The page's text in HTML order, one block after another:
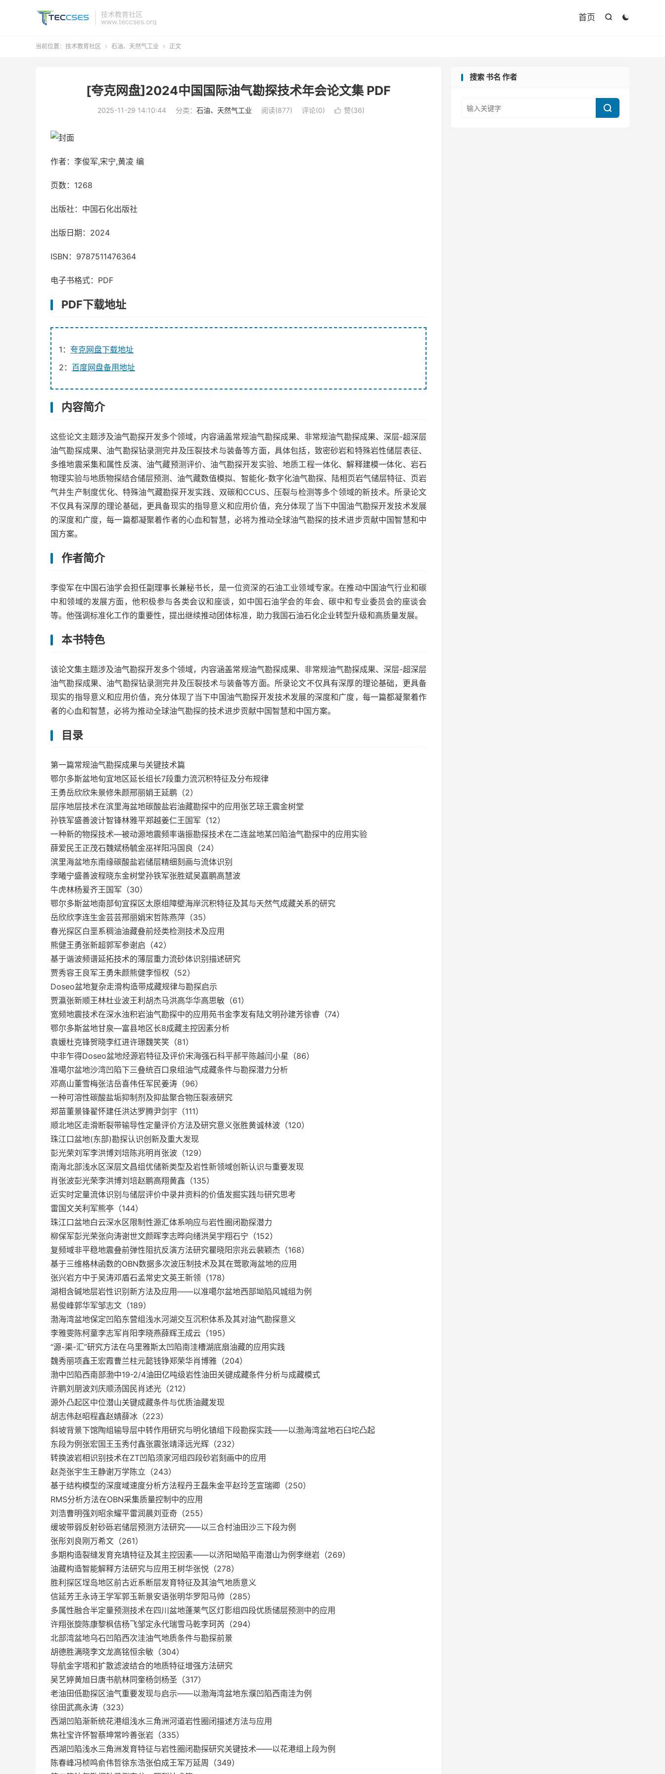
技术教育社区
www.teccses.org


首页
当前位置： 技术教育社区  石油、天然气工业  正文
[夸克网盘]2024中国国际油气勘探技术年会论文集 PDF
2025-11-29 14:10:44 分类： 石油、天然气工业 阅读(877) 评论(0)  赞(36)
作者：李俊军,宋宁,黄凌 编
页数：1268
出版社：中国石化出版社
出版日期：2024
ISBN：9787511476364
电子书格式：PDF
PDF下载地址
1： 夸克网盘下载地址
2： 百度网盘备用地址
内容简介
这些论文主题涉及油气勘探开发多个领域，内容涵盖常规油气勘探成果、非常规油气勘探成果、深层-超深层
油气勘探成果、油气勘探钻录测完井及压裂技术与装备等方面，具体包括，致密砂岩和特殊岩性储层表征、
多维地震采集和属性反演、油气藏预测评价、油气勘探开发实验、地质工程一体化、解释建模一体化、岩石
物理实验与地质物探结合储层预测、油气藏数值模拟、智能化-数字化油气勘探、陆相页岩气储层特征、页岩
气井生产制度优化、特殊油气藏勘探开发实践、双碳和CCUS、压裂与检测等多个领域的新技术。所录论文
不仅具有深厚的理论基础，更具备现实的指导意义和应用价值，充分体现了当下中国油气勘探开发技术发展
的深度和广度，每一篇都凝聚着作者的心血和智慧，必将为推动全球油气勘探的技术进步贡献中国智慧和中
国方案。
作者简介
李俊军在中国石油学会担任副理事长兼秘书长，是一位资深的石油工业领域专家。在推动中国油气行业和碳
中和领域的发展方面，他积极参与各类会议和座谈，如中国石油学会的年会、碳中和专业委员会的座谈会
等。他强调标准化工作的重要性，提出继续推动团体标准，助力我国石油石化企业转型升级和高质量发展。
本书特色
该论文集主题涉及油气勘探开发多个领域，内容涵盖常规油气勘探成果、非常规油气勘探成果、深层-超深层
油气勘探成果、油气勘探钻录测完井及压裂技术与装备等方面。所录论文不仅具有深厚的理论基础，更具备
现实的指导意义和应用价值，充分体现了当下中国油气勘探开发技术发展的深度和广度，每一篇都凝聚着作
者的心血和智慧，必将为推动全球油气勘探的技术进步贡献中国智慧和中国方案。
目录
第一篇常规油气勘探成果与关键技术篇
鄂尔多斯盆地旬宜地区延长组长7段重力流沉积特征及分布规律
王勇岳欣欣朱景修朱颜邢丽娟王延鹏（2）
层序地层技术在滨里海盆地碳酸盐岩油藏勘探中的应用张艺琼王震金树堂
孙铁军盛善波计智锋林雅平郑越姜仁王国军（12）
一种新的物探技术—被动源地震频率谐振勘探技术在二连盆地某凹陷油气勘探中的应用实验
薛爱民王正茂石魏斌杨毓金巫祥阳冯国良（24）
滨里海盆地东南缘碳酸盐岩储层精细刻画与流体识别
李曦宁盛善波程晓东金树堂孙铁军张胜斌吴嘉鹏高慧波
牛虎林杨爰齐王国军（30）
鄂尔多斯盆地南部旬宜探区太原组障壁海岸沉积特征及其与天然气成藏关系的研究
岳欣欣李连生金芸芸邢丽娟宋哲陈燕萍（35）
春光探区白垩系稠油油藏叠前烃类检测技术及应用
熊健王勇张新超郭军参谢启（42）
基于谐波频谱延拓技术的薄层重力流砂体识别描述研究
贾秀容王良军王勇朱颜熊健李恒权（52）
Doseo盆地复杂走滑构造带成藏规律与勘探启示
贾瀛张新顺王林杜业波王利胡杰马洪高华华高思敏（61）
宽频地震技术在深水浊积岩油气勘探中的应用苑书金李发有陆文明孙建芳徐睿（74）
鄂尔多斯盆地甘泉—富县地区长8成藏主控因素分析
袁媛杜克锋贺晓李红进许璟魏笑笑（81）
中非乍得Doseo盆地烃源岩特征及评价宋海强石科平郝平陈越闫小星（86）
准噶尔盆地沙湾凹陷下三叠统百口泉组油气成藏条件与勘探潜力分析
邓高山董雪梅张洁岳喜伟任军民姜涛（96）
一种可溶性碳酸盐垢抑制剂及抑盐聚合物压裂液研究
郑苗董景锋翟怀建任洪达罗腾尹剑宇（111）
顺北地区走滑断裂带输导性定量评价方法及研究意义张胜黄诚林波（120）
珠江口盆地(东部)勘探认识创新及重大发现
彭光荣刘军李洪博刘培陈兆明肖张波（129）
南海北部浅水区深层文昌组优储新类型及岩性新领域创新认识与重要发现
肖张波彭光荣李洪博刘培赵鹏高翔黄鑫（135）
近实时定量流体识别与储层评价中录井资料的价值发掘实践与研究思考
雷国文关利军熊亭（144）
珠江口盆地白云深水区限制性源汇体系响应与岩性圈闭勘探潜力
柳保军彭光荣张向涛谢世文颜晖李志晔向绪洪吴宇翔石宁（152）
复频域非平稳地震叠前弹性阻抗反演方法研究瞿晓阳宗兆云裴颖杰（168）
基于三维格林函数的OBN数据多次波压制技术及其在莺歌海盆地的应用
张兴岩方中于吴涛邓盾石孟常史文英王新领（178）
湖相含碱地层岩性识别新方法及应用——以准噶尔盆地西部坳陷风城组为例
易俊峰郭华军邹志文（189）
渤海湾盆地保定凹陷东营组浅水河湖交互沉积体系及其对油气勘探意义
李雅雯陈柯童李志军肖阳李晓燕薛辉王成云（195）
“源-渠-汇”研究方法在乌里雅斯太凹陷南洼槽湖底扇油藏的应用实践
魏秀丽项鑫王宏霞曹兰柱元懿钱铮郑荣华肖博雅（204）
渤中凹陷西南部渤中19-2/4油田亿吨级岩性油田关键成藏条件分析与成藏模式
许鹏刘朋波刘庆顺汤国民肖述光（212）
源外凸起区中位潜山关键成藏条件与优质油藏发现
胡志伟赵昭程鑫赵婧薛冰（223）
斜坡背景下馆陶组输导层中转作用研究与明化镇组下段勘探实践——以渤海湾盆地石臼坨凸起
东段为例张宏国王玉秀付鑫张震张靖泽远光辉（232）
转换波岩相识别技术在ZT凹陷须家河组四段砂岩刻画中的应用
赵尧张宇生王静谢万学陈立（243）
基于结构模型的深度域速度分析方法程丹王磊朱金平赵玲芝宣瑞卿（250）
RMS分析方法在OBN采集质量控制中的应用
刘浩曹明强刘昭余耀平雷润晨刘亚奇（255）
缓坡带弱反射砂砾岩储层预测方法研究——以三合村油田沙三下段为例
张彤刘良刚万希文（261）
多期构造裂缝发育充填特征及其主控因素——以济阳坳陷平南潜山为例李继岩（269）
油藏构造智能解释方法研究与应用王树华张悦（278）
胜利探区埕岛地区前古近系断层发育特征及其油气地质意义
信延芳王永诗王学军郭玉新景安语张明华罗阳马帅（285）
多属性融合半定量预测技术在四川盆地蓬莱气区灯影组四段优质储层预测中的应用
许翔张旋陈康黎枫佶杨飞邹定永代瑞雪马乾李珂芮（294）
北部湾盆地乌石凹陷西次洼油气地质条件与勘探前景
胡德胜满晓李文龙高铭恒余敏（304）
导航金字塔和扩散滤波结合的地质特征增强方法研究
吴艺婷黄旭日唐书航林同奎杨剑杨圣（317）
老油田低勘探区油气重要发现与启示——以渤海湾盆地东濮凹陷西南洼为例
徐田武高永涛（323）
西湖凹陷渐新统花港组浅水三角洲河道岩性圈闭描述方法与应用
焦社宝许怀智蔡坤常吟善张岩（335）
西湖凹陷浅水三角洲发育特征与岩性圈闭勘探研究关键技术——以花港组上段为例
陈春峰冯桢鸣俞伟哲徐东浩张伯成王军万延周（349）
搜索 书名 作者
